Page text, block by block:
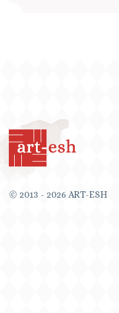
© 2013 - 2026 ART-ESH